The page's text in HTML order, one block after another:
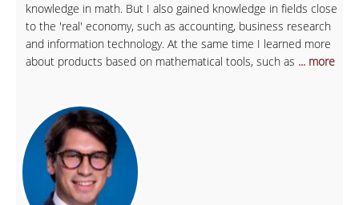
knowledge in math. But I also gained knowledge in fields close
to the 'real' economy, such as accounting, business research
and information technology. At the same time I learned more
about products based on mathematical tools, such as ... more